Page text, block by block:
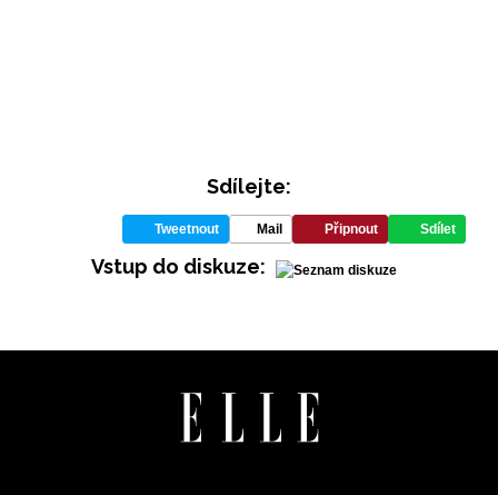
Sdílejte:
Tweetnout Mail Připnout Sdílet
Vstup do diskuze: